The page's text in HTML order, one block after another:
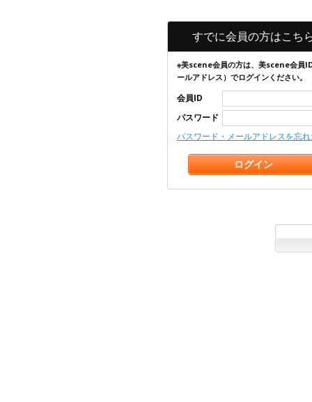
すでに会員の方はこち
※美scene会員の方は、美scene会員
ールアドレス）でログインください。
会員ID
パスワード
パスワード・メールアドレスを忘